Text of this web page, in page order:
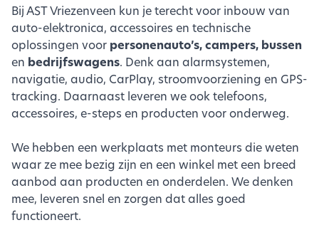
Bij AST Vriezenveen kun je terecht voor inbouw van
auto-elektronica, accessoires en technische
oplossingen voor personenauto’s, campers, bussen
en bedrijfswagens. Denk aan alarmsystemen,
navigatie, audio, CarPlay, stroomvoorziening en GPS-
tracking. Daarnaast leveren we ook telefoons,
accessoires, e-steps en producten voor onderweg.
We hebben een werkplaats met monteurs die weten
waar ze mee bezig zijn en een winkel met een breed
aanbod aan producten en onderdelen. We denken
mee, leveren snel en zorgen dat alles goed
functioneert.